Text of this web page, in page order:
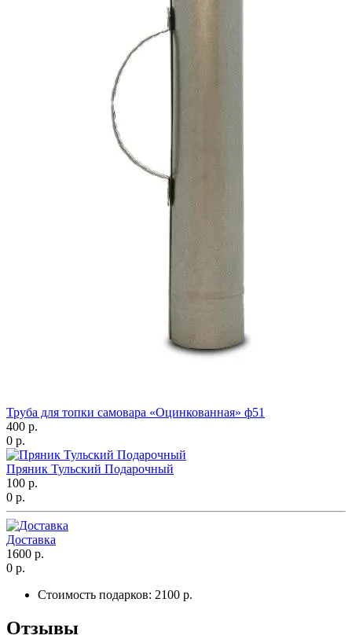
Труба для топки самовара «Оцинкованная» ф51
400 р.
0 р.
Пряник Тульский Подарочный
100 р.
0 р.
Доставка
1600 р.
0 р.
Стоимость подарков: 2100 р.
Отзывы